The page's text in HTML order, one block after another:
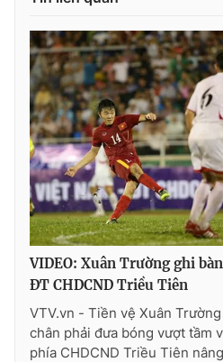
VIDEO: Xuân Trường ghi
ĐT CHDCND Triều Tiên
VTV.vn - Tiền vệ Xuân
chân phải đưa bóng vượt tầm
phía CHDCND Triều Tiên